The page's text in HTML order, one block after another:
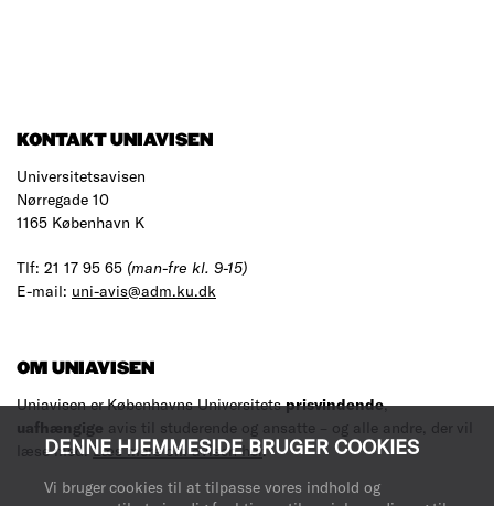
DENNE HJEMMESIDE BRUGER COOKIES
Vi bruger cookies til at tilpasse vores indhold og
KONTAKT UNIAVISEN
Universitetsavisen
Nørregade 10
1165 København K
Tlf: 21 17 95 65 (man-fre kl. 9-15)
E-mail: uni-avis@adm.ku.dk
OM UNIAVISEN
Uniavisen er Københavns Universitetsprisvindende,
uafhængige avis til studerende og ansatte – og alle andre, der vil
læse med.Læs mere om avisen her.